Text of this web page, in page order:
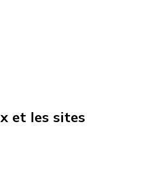
et les sites